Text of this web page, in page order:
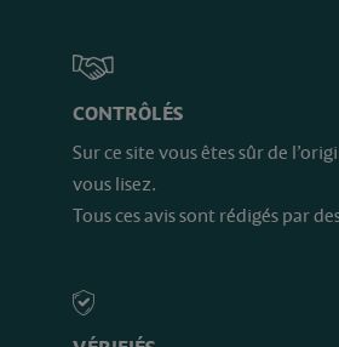
CONTRÔLÉS
Sur ce site vous êtes sûr de
vous lisez.
Tous ces avis sont rédigés par